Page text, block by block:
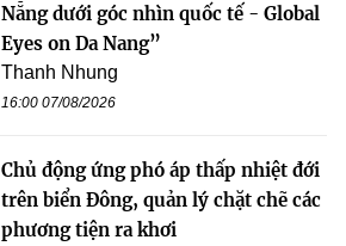
Nẵng dưới góc nhìn quốc tế - Global
Eyes on Da Nang”
Thanh Nhung
16:00 07/08/2026
Chủ động ứng phó áp thấp nhiệt đới
trên biển Đông, quản lý chặt chẽ các
phương tiện ra khơi